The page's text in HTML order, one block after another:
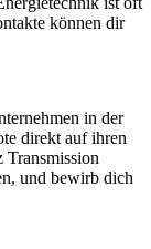
können dir
in der
direkt auf ihren
Transmission
und bewirb dich